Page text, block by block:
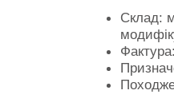
Склад: